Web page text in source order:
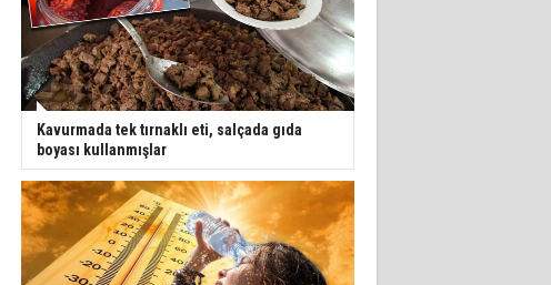
Kavurmada tek tırnaklı eti, salçada gıda
boyası kullanmışlar